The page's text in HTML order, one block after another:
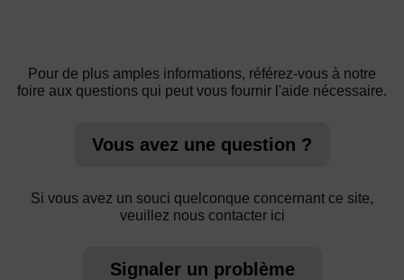
Pour de plus amples informations, référez-vous à notre
foire aux questions qui peut vous fournir l'aide nécessaire.
Vous avez une question ?
Si vous avez un souci quelconque concernant ce site,
veuillez nous contacter ici
Signaler un problème